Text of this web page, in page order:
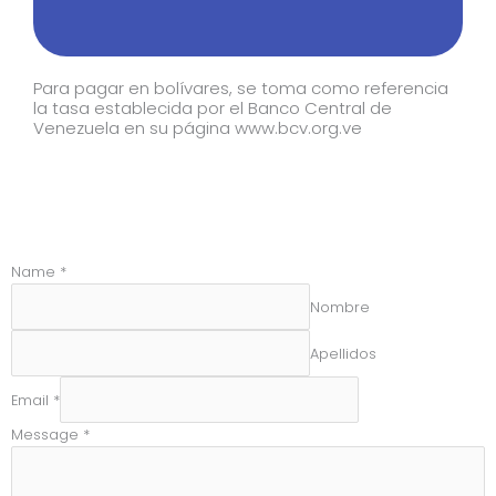
Para pagar en bolívares, se toma como referencia
la tasa establecida por el Banco Central de
Venezuela en su página www.bcv.org.ve
Name *
Nombre
Apellidos
Email *
Message *